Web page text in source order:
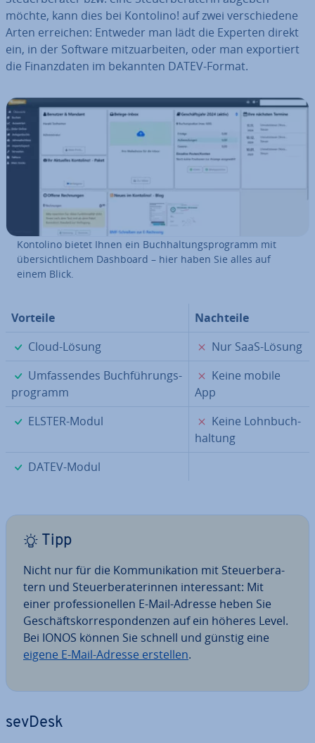
möchte, kann dies bei Kontolino! auf zwei ver­schie­de­ne
Arten erreichen: Entweder man lädt die Experten direkt
ein, in der Software mit­zu­ar­bei­ten, oder man ex­por­tiert
die Fi­nanz­da­ten im bekannten DATEV-Format.
Kontolino bietet Ihnen ein Buch­hal­tungs­pro­gramm mit
über­sicht­li­chem Dashboard – hier haben Sie alles auf
einem Blick.
Vorteile
Nachteile
✓
Cloud-Lösung ✗
Nur SaaS-Lösung
✓
Um­fas­sen­des Buch­füh­rungs­
pro­gramm
✗
Keine mobile
App
✓
ELSTER-Modul ✗
Keine Lohn­buch­
hal­tung
✓
DATEV-Modul
Tipp
Nicht nur für die Kom­mu­ni­ka­ti­on mit Steu­er­be­ra­
tern und Steu­er­be­ra­te­rin­nen in­ter­es­sant: Mit
einer pro­fes­sio­nel­len E-Mail-Adresse heben Sie
Ge­schäfts­kor­re­spon­den­zen auf ein höheres Level.
Bei IONOS können Sie schnell und günstig eine
eigene E-Mail-Adresse erstellen.
sevDesk